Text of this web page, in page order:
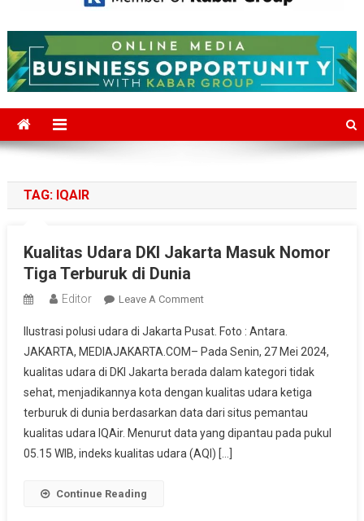
Mediajakarta.com
TAG: IQAIR
Kualitas Udara DKI Jakarta Masuk Nomor
Tiga Terburuk di Dunia
Editor Leave A CommentOn
Udara
DKI
Jakarta
Masuk
Nomor
Tiga
Terburuk
Ilustrasi polusi udara di Jakarta Pusat. Foto : Antara.
JAKARTA, MEDIAJAKARTA.COM– Pada Senin, 27 Mei 2024,
kualitas udara di DKI Jakarta berada dalam kategori tidak
sehat, menjadikannya kota dengan kualitas udara ketiga
terburuk di dunia berdasarkan data dari situs pemantau
kualitas udara IQAir. Menurut data yang dipantau pada pukul
05.15 WIB, indeks kualitas udara (AQI) […]
Continue Reading